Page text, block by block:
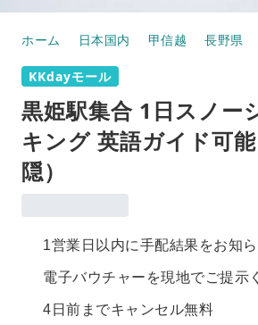
ホーム 日本国内 甲信越 長野県
KKdayモール
黒姫駅集合 1日スノー
キング 英語ガイド可
隠）
1営業日以内に手配結果をお知
電子バウチャーを現地でご提示
4日前までキャンセル無料